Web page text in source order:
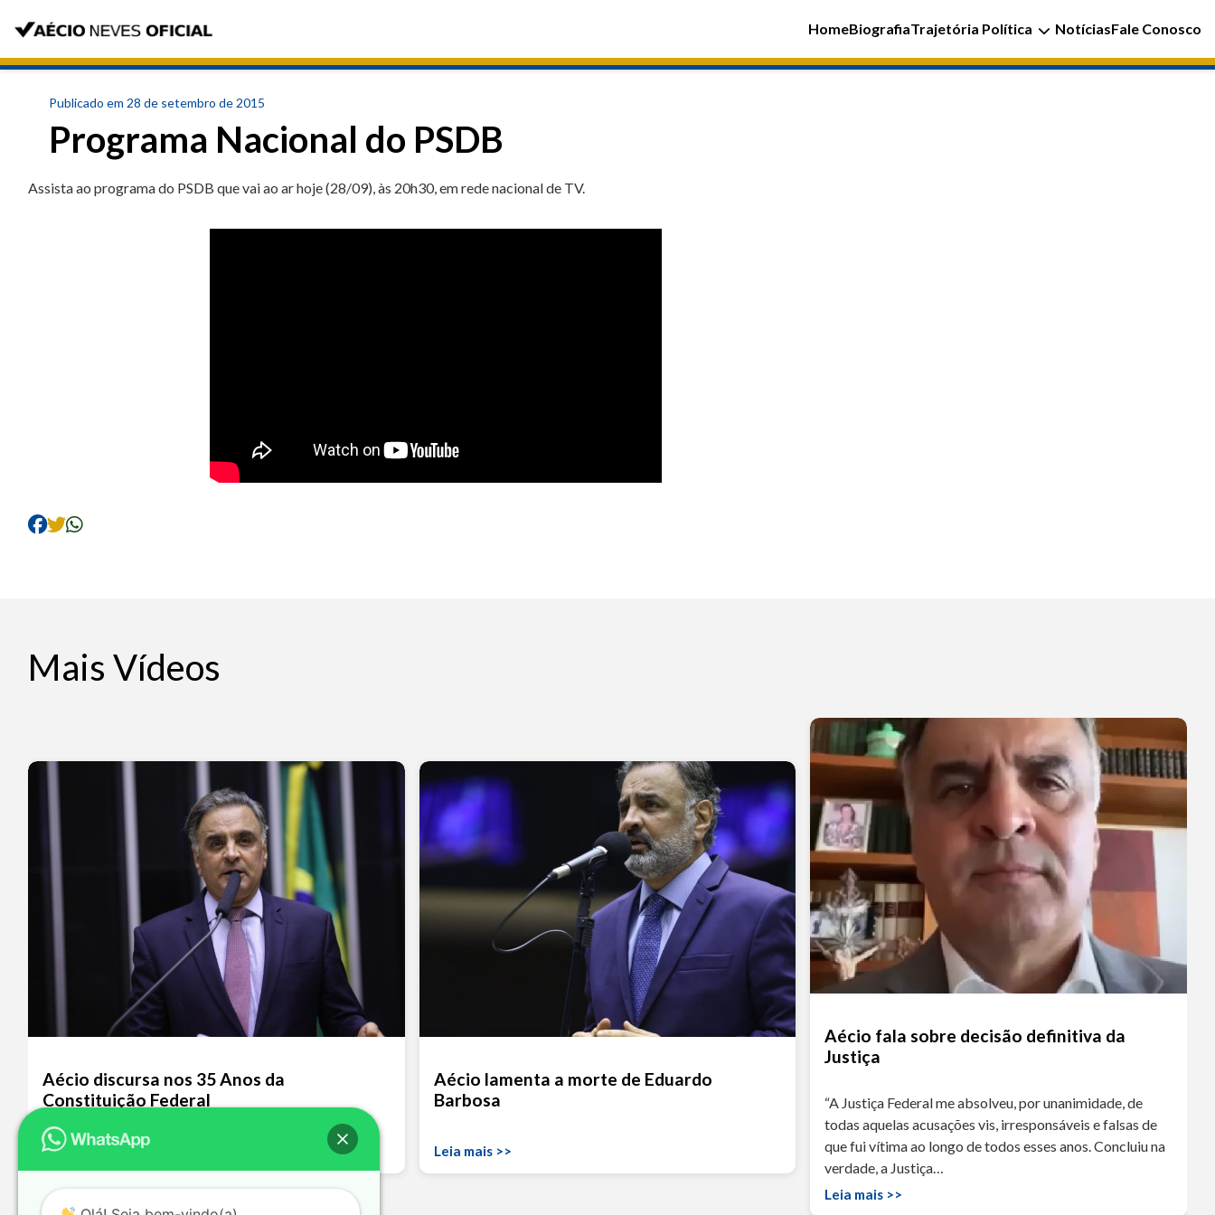
HomeBiografiaTrajetória Política NotíciasFale Conosco
Publicado em 28 de setembro de 2015
Programa Nacional do PSDB
Assista ao programa do PSDB que vai ao ar hoje (28/09), às 20h30, em rede nacional de TV.
Mais Vídeos
Aécio discursa nos 35 Anos da
Constituição Federal
Leia mais >>
Aécio lamenta a morte de Eduardo
Barbosa
Leia mais >>
Aécio fala sobre decisão definitiva da
Justiça
“A Justiça Federal me absolveu, por unanimidade, de
todas aquelas acusações vis, irresponsáveis e falsas de
que fui vítima ao longo de todos esses anos. Concluiu na
verdade, a Justiça…
Leia mais >>